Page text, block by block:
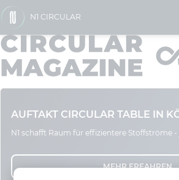
N1 CIRCULAR
AUFTAKT CIRCULAR TABLE IN
N1 schafft Raum für effizientere Stoffströme
MEHR ERFAHREN